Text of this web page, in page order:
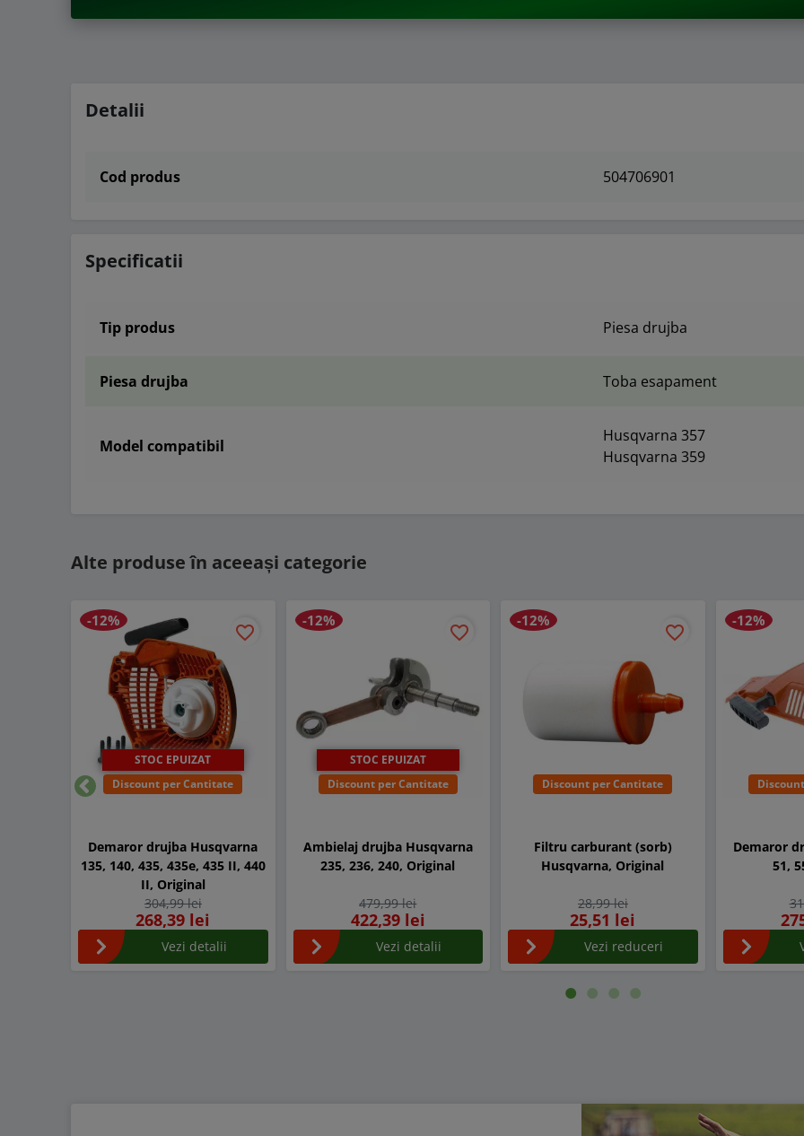
Detalii
Cod produs 504706901
Specificatii
Tip produs Piesa drujba
Piesa drujba Toba esapament
Model compatibil
Husqvarna 357
Husqvarna 359
Alte produse în aceeași categorie
STOC EPUIZAT
Discount per Cantitate
favorite_border
-12%
Demaror drujba Husqvarna
135, 140, 435, 435e, 435 II, 440
II, Original
304,99 lei
268,39 lei
Vezi detalii
STOC EPUIZAT
Discount per Cantitate
favorite_border
-12%
Ambielaj drujba Husqvarna
235, 236, 240, Original
479,99 lei
422,39 lei
Vezi detalii
Discount per Cantitate
favorite_border
-12%
Filtru carburant (sorb)
Husqvarna, Original
28,99 lei
25,51 lei
Vezi reduceri
-12%
Demaror
51,